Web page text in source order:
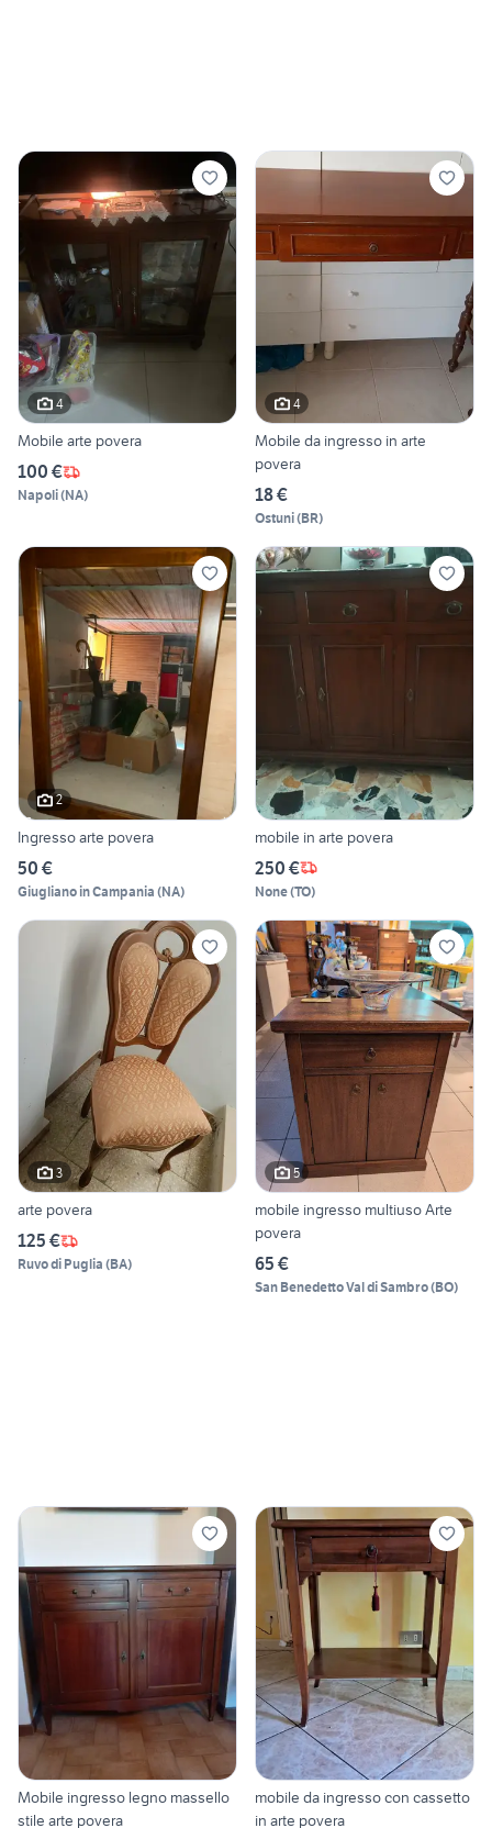
4
Mobile arte povera
100 €
Napoli(NA)
4
Mobile da ingresso in arte
povera
18 €
Ostuni(BR)
2
Ingresso arte povera
50 €
Giugliano in Campania (NA)
mobile in arte povera
250 €
None(TO)
3
arte povera
125 €
Ruvo di Puglia (BA)
5
mobile ingresso multiuso Arte
povera
65 €
San Benedetto Val di Sambro(BO)
Mobile ingresso legno massello
stile arte povera
mobile da ingresso con cassetto
in arte povera